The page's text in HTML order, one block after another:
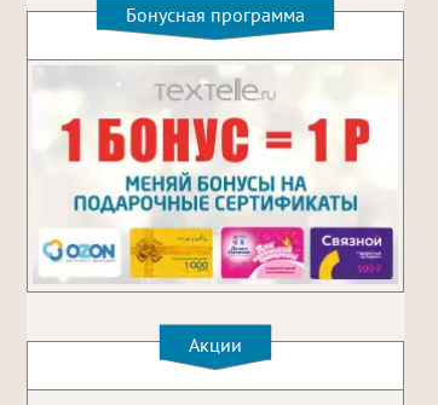
Бонусная программа
Акции